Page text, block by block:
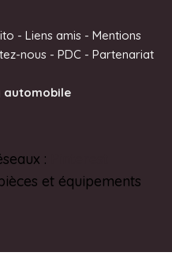
- Liens amis - Mentions
nous- PDC - Partenariat
automobile
:
et équipements